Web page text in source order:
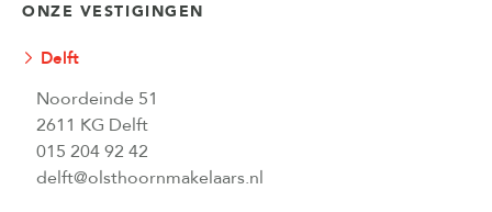
ONZE VESTIGINGEN
Delft
Noordeinde 51
2611 KG Delft
015 204 92 42
delft@olsthoornmakelaars.nl